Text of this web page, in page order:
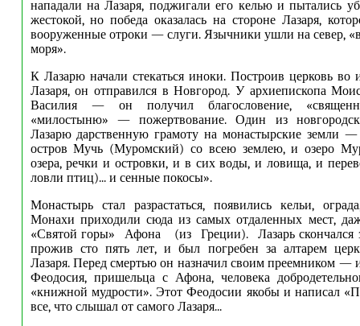
нападали на Лазаря, поджигали его келью и пытались
жестокой, но победа оказалась на стороне Лазаря,
вооруженные отроки — слуги. Язычники ушли на север,
моря».
К Лазарю начали стекаться иноки. Построив церковь во
Лазаря, он отправился в Новгород. У архиепископа
Василия — он получил благословение,
«милостыню» — пожертвование. Один из
Лазарю дарственную грамоту на монастырские земли
остров Мучь (Муромский) со всею землею, и озеро
озера, речки и островки, и в сих воды, и ловища, и
ловли птиц)... и сенные покосы».
Монастырь стал разрастаться, появились кельи,
Монахи приходили сюда из самых отдаленных мест,
«Святой горы»
Афона (из Греции).
Лазарь скончался
прожив сто пять лет, и был погребен за алтарем
Лазаря. Перед смертью он назначил своим преемником —
Феодосия, пришельца с Афона, человека
«книжной мудрости». Этот Феодосии якобы и написал
все, что слышал от самого Лазаря...